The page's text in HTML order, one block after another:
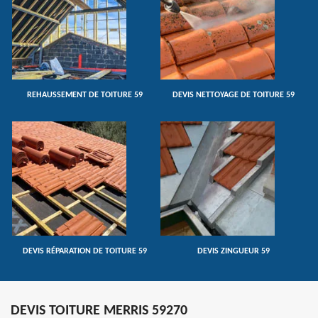
REHAUSSEMENT DE TOITURE 59 DEVIS NETTOYAGE DE TOITURE 59
DEVIS RÉPARATION DE TOITURE 59 DEVIS ZINGUEUR 59
DEVIS TOITURE MERRIS 59270